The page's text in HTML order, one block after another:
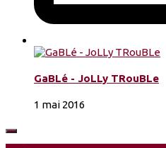
GaBLé - JoLLy TRouBLe
1 mai 2016